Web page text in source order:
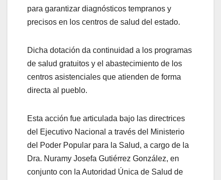
para garantizar diagnósticos tempranos y
precisos en los centros de salud del estado.
Dicha dotación da continuidad a los programas
de salud gratuitos y el abastecimiento de los
centros asistenciales que atienden de forma
directa al pueblo.
​Esta acción fue articulada bajo las directrices
del Ejecutivo Nacional a través del Ministerio
del Poder Popular para la Salud, a cargo de la
Dra. Nuramy Josefa Gutiérrez González, en
conjunto con la Autoridad Única de Salud de